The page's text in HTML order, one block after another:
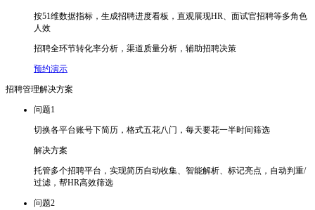
按51维数据指标，生成招聘进度看板，直观展现HR、面试官招聘等多角色
人效
招聘全环节转化率分析，渠道质量分析，辅助招聘决策
预约演示
招聘管理解决方案
问题1
切换各平台账号下简历，格式五花八门，每天要花一半时间筛选
解决方案
托管多个招聘平台，实现简历自动收集、智能解析、标记亮点，自动判重/
过滤，帮HR高效筛选
问题2